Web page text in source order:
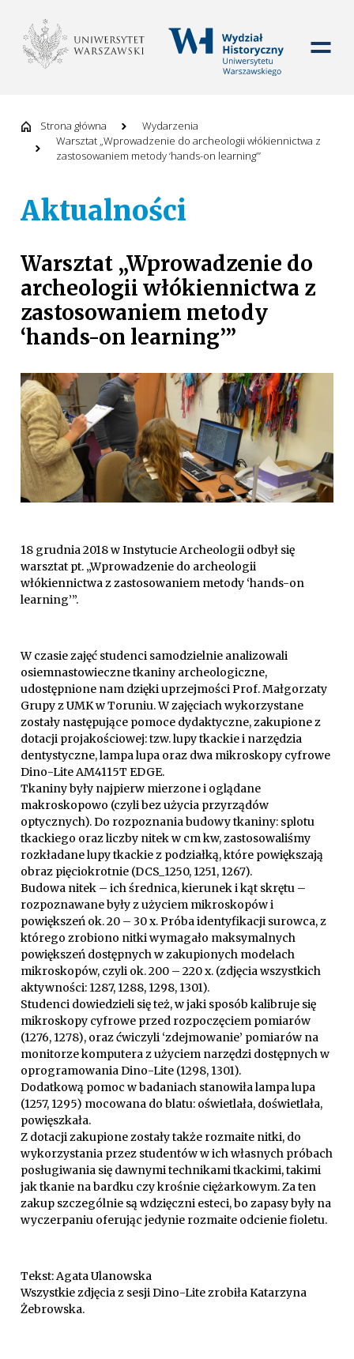
WYDZIAŁ
Strona główna
Wydarzenia
Warsztat „Wprowadzenie do archeologii włókiennictwa z
zastosowaniem metody ‘hands-on learning’”
Aktualności
Warsztat „Wprowadzenie do
archeologii włókiennictwa z
zastosowaniem metody
‘hands-on learning’”
18 grudnia 2018 w Instytucie Archeologii odbył się
warsztat pt. „Wprowadzenie do archeologii
włókiennictwa z zastosowaniem metody ‘hands-on
learning’”.
W czasie zajęć studenci samodzielnie analizowali
osiemnastowieczne tkaniny archeologiczne,
udostępnione nam dzięki uprzejmości Prof. Małgorzaty
Grupy z UMK w Toruniu. W zajęciach wykorzystane
zostały następujące pomoce dydaktyczne, zakupione z
dotacji projakościowej: tzw. lupy tkackie i narzędzia
dentystyczne, lampa lupa oraz dwa mikroskopy cyfrowe
Dino-Lite AM4115T EDGE.
Tkaniny były najpierw mierzone i oglądane
makroskopowo (czyli bez użycia przyrządów
optycznych). Do rozpoznania budowy tkaniny: splotu
tkackiego oraz liczby nitek w cm kw, zastosowaliśmy
rozkładane lupy tkackie z podziałką, które powiększają
obraz pięciokrotnie (DCS_1250, 1251, 1267).
Budowa nitek – ich średnica, kierunek i kąt skrętu –
rozpoznawane były z użyciem mikroskopów i
powiększeń ok. 20 – 30 x. Próba identyfikacji surowca, z
którego zrobiono nitki wymagało maksymalnych
powiększeń dostępnych w zakupionych modelach
mikroskopów, czyli ok. 200 – 220 x. (zdjęcia wszystkich
aktywności: 1287, 1288, 1298, 1301).
Studenci dowiedzieli się też, w jaki sposób kalibruje się
mikroskopy cyfrowe przed rozpoczęciem pomiarów
(1276, 1278), oraz ćwiczyli ‘zdejmowanie’ pomiarów na
monitorze komputera z użyciem narzędzi dostępnych w
oprogramowania Dino-Lite (1298, 1301).
Dodatkową pomoc w badaniach stanowiła lampa lupa
(1257, 1295) mocowana do blatu: oświetlała, doświetlała,
powięszkała.
Z dotacji zakupione zostały także rozmaite nitki, do
wykorzystania przez studentów w ich własnych próbach
posługiwania się dawnymi technikami tkackimi, takimi
jak tkanie na bardku czy krośnie ciężarkowym. Za ten
zakup szczególnie są wdzięczni esteci, bo zapasy były na
wyczerpaniu oferując jedynie rozmaite odcienie fioletu.
Tekst: Agata Ulanowska
Wszystkie zdjęcia z sesji Dino-Lite zrobiła Katarzyna
Żebrowska.